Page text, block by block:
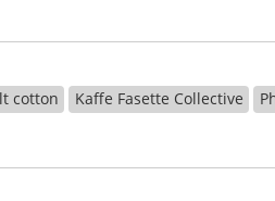
cotton Kaffe Fasette Collective